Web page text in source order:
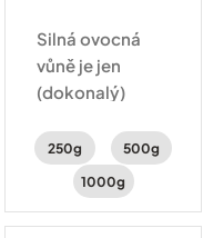
Silná ovocná
vůně je jen
(dokonalý)
napití ucítíte
švestky
s čokoládou a
lahodnou
250g
500g
1000g